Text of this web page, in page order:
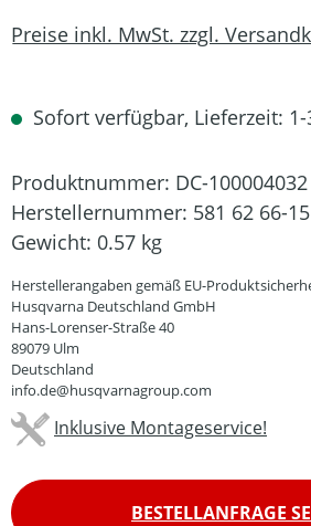
Preise inkl. MwSt. zzgl.
Sofort verfügbar, Lieferzeit: 1-
Produktnummer: DC-100004032
Herstellernummer: 581 62 66-15
Gewicht: 0.57 kg
Herstellerangaben gemäß EU-
Husqvarna Deutschland GmbH
Hans-Lorenser-Straße 40
89079 Ulm
Deutschland
info.de@husqvarnagroup.com
Inklusive Montageservice!
BESTELLANFRAGE